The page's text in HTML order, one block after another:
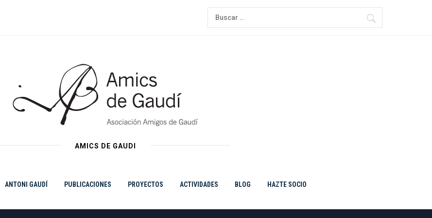
Buscar:
AMICS DE GAUDI
ANTONI GAUDÍ PUBLICACIONES PROYECTOS ACTIVIDADES BLOG HAZTE SOCIO